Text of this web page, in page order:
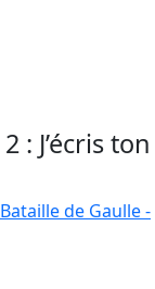
: J’écris ton
de Gaulle -